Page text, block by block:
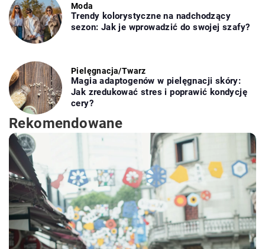
Moda
Trendy kolorystyczne na nadchodzący
sezon: Jak je wprowadzić do swojej szafy?
Pielęgnacja/Twarz
Magia adaptogenów w pielęgnacji skóry:
Jak zredukować stres i poprawić kondycję
cery?
Rekomendowane